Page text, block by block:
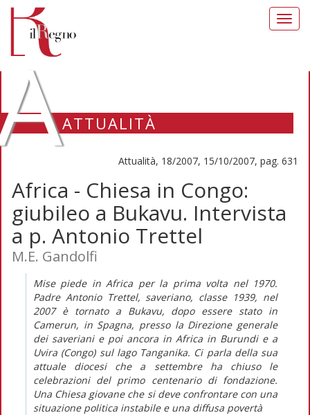
ATTUALITÀ
Attualità, 18/2007, 15/10/2007, pag. 631
Africa - Chiesa in Congo:
giubileo a Bukavu. Intervista
a p. Antonio Trettel
M.E. Gandolfi
Mise piede in Africa per la prima volta nel 1970.
Padre Antonio Trettel, saveriano, classe 1939, nel
2007 è tornato a Bukavu, dopo essere stato in
Camerun, in Spagna, presso la Direzione generale
dei saveriani e poi ancora in Africa in Burundi e a
Uvira (Congo) sul lago Tanganika. Ci parla della sua
attuale diocesi che a settembre ha chiuso le
celebrazioni del primo centenario di fondazione.
Una Chiesa giovane che si deve confrontare con una
situazione politica instabile e una diffusa povertà